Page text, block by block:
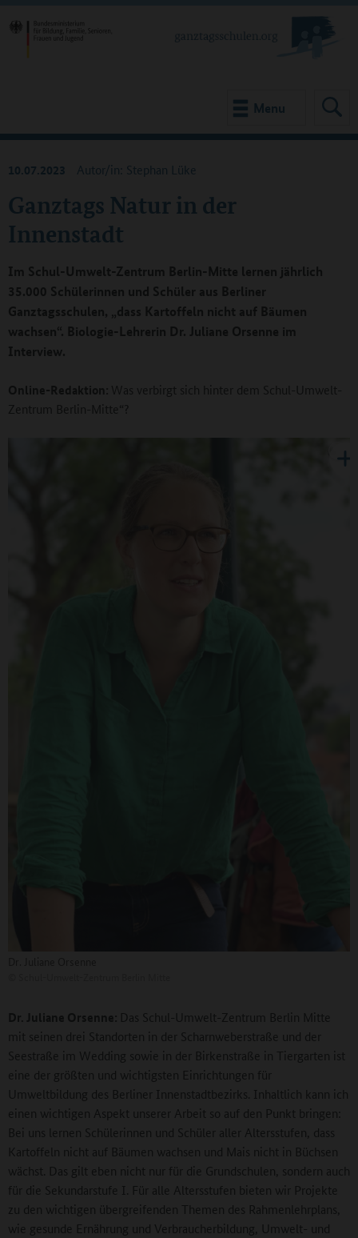
Menu
Ganztags Natur in der
Innenstadt
10.07.2023 Autor/in: Stephan Lüke
Im Schul-Umwelt-Zentrum Berlin-Mitte lernen jährlich
35.000 Schülerinnen und Schüler aus Berliner
Ganztagsschulen, „dass Kartoffeln nicht auf Bäumen
wachsen“. Biologie-Lehrerin Dr. Juliane Orsenne im
Interview.
Online-Redaktion: Was verbirgt sich hinter dem Schul-Umwelt-
Zentrum Berlin-Mitte“?
Dr. Juliane Orsenne Das Schul-Umwelt-Zentrum Berlin Mitte
mit seinen drei Standorten in der Scharnweberstraße und der
Seestraße im Wedding sowie in der Birkenstraße in Tiergarten ist
eine der größten und wichtigsten Einrichtungen für
Umweltbildung des Berliner Innenstadtbezirks. Inhaltlich kann ich
einen wichtigen Aspekt unserer Arbeit so auf den Punkt bringen:
Bei uns lernen Schülerinnen und Schüler aller Altersstufen, dass
Kartoffeln nicht auf Bäumen wachsen und Mais nicht in Büchsen
wächst. Das gilt eben nicht nur für die Grundschulen, sondern auch
für die Sekundarstufe I. Für alle Altersstufen bieten wir Projekte
zu den wichtigen übergreifenden Themen des Rahmenlehrplans,
wie gesunde Ernährung und Verbraucherbildung, Umwelt- und